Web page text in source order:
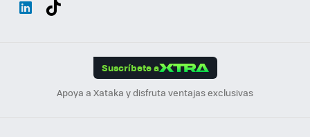
Suscríbete a
Apoya a Xataka y disfruta ventajas exclusivas